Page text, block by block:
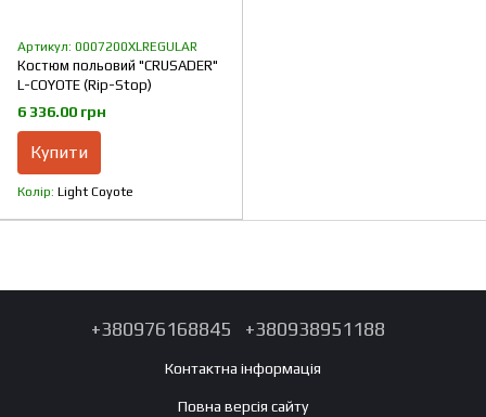
Артикул: 0007200XLREGULAR
Костюм польовий "CRUSADER"
L-COYOTE (Rip-Stop)
6 336.00 грн
Купити
Колір Light Coyote
+380976168845 +380938951188
Контактна інформація
Повна версія сайту